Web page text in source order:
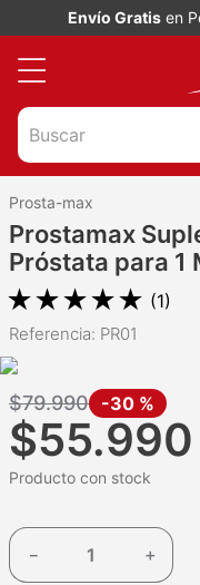
Envío Gratisen
Buscar
Prosta-max
Prostamax
Próstata para 1
★★★★★ (1)
Referencia: PR01
$79.990 -30 %
$55.990
Producto con stock
＋
－